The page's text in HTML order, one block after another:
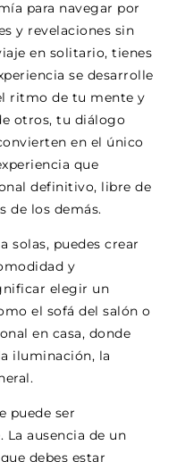
para navegar por
y revelaciones sin
en solitario, tienes
se desarrolle
ritmo de tu mente y
otros, tu diálogo
en el único
que
definitivo, libre de
de los demás.
solas, puedes crear
y
elegir un
el sofá del salón o
en casa, donde
iluminación, la
puede ser
ausencia de un
debes estar